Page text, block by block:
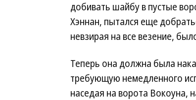
добивать шайбу в пустые
Хэннан, пытался еще
невзирая на все везение,
Теперь она должна была
требующую немедленного
наседая на ворота Вокоуна,